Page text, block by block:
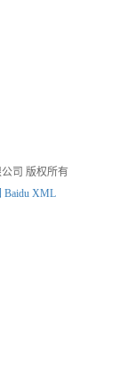
司 版权所有
Baidu XML